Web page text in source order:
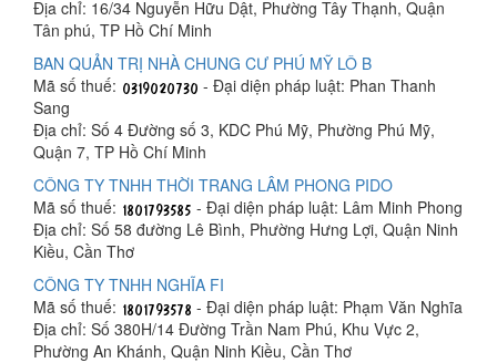
Địa chỉ: 16/34 Nguyễn Hữu Dật, Phường Tây Thạnh, Quận
Tân phú, TP Hồ Chí Minh
BAN QUẢN TRỊ NHÀ CHUNG CƯ PHÚ MỸ LÔ B
Mã số thuế:
- Đại diện pháp luật: Phan Thanh
Sang
Địa chỉ: Số 4 Đường số 3, KDC Phú Mỹ, Phường Phú Mỹ,
Quận 7, TP Hồ Chí Minh
CÔNG TY TNHH THỜI TRANG LÂM PHONG PIDO
Mã số thuế:
- Đại diện pháp luật: Lâm Minh Phong
Địa chỉ: Số 58 đường Lê Bình, Phường Hưng Lợi, Quận Ninh
Kiều, Cần Thơ
CÔNG TY TNHH NGHĨA FI
Mã số thuế:
- Đại diện pháp luật: Phạm Văn Nghĩa
Địa chỉ: Số 380H/14 Đường Trần Nam Phú, Khu Vực 2,
Phường An Khánh, Quận Ninh Kiều, Cần Thơ